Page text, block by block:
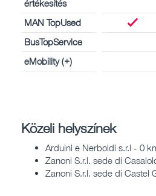
értékesítés
MAN TopUsed
BusTopService
eMobility (+)
Közeli helyszínek
Arduini e Nerboldi s.r.l - 0
Zanoni S.r.l. sede di
Zanoni S.r.l. sede di Castel